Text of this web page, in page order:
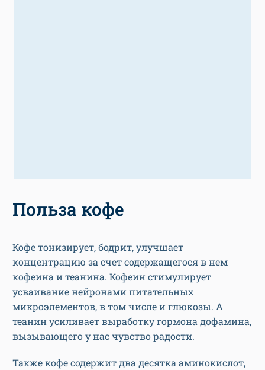
Польза кофе
Кофе тонизирует, бодрит, улучшает
концентрацию за счет содержащегося в нем
кофеина и теанина. Кофеин стимулирует
усваивание нейронами питательных
микроэлементов, в том числе и глюкозы. А
теанин усиливает выработку гормона дофамина,
вызывающего у нас чувство радости.
Также кофе содержит два десятка аминокислот,